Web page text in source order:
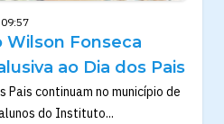
Fonseca
ao Dia dos Pais
Pais continuam no município de
do Instituto...